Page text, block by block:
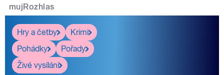
mujRozhlas
Hry a četby
Krimi
Pohádky
Pořady
Živé vysílání